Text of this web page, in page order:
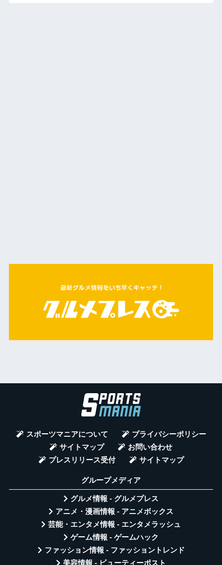
スポーツマニアについて
プライバシーポリシー
サイトマップ
お問い合わせ
プレスリリース受付
サイトマップ
グループメディア
グルメ情報 - グルメプレス
アニメ・漫画情報 - アニメボックス
芸能・エンタメ情報 - エンタメラッシュ
ゲーム情報 - ゲームハック
ファッション情報 - ファッショントレンド
美容情報 - ビューティーポスト